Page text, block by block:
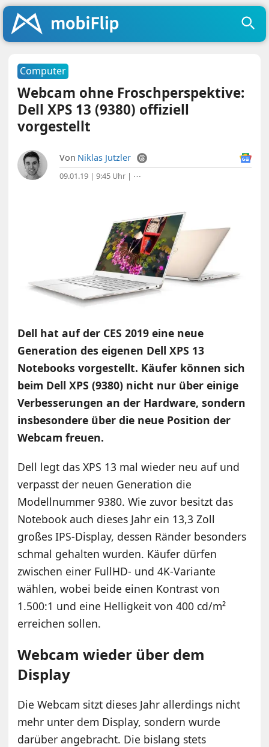
Computer
Webcam ohne Froschperspektive:
Dell XPS 13 (9380) offiziell
vorgestellt
Von Niklas Jutzler
09.01.19 | 9:45 Uhr | ⋯
Dell hat auf der CES 2019 eine neue
Generation des eigenen Dell XPS 13
Notebooks vorgestellt. Käufer können sich
beim Dell XPS (9380) nicht nur über einige
Verbesserungen an der Hardware, sondern
insbesondere über die neue Position der
Webcam freuen.
Dell legt das XPS 13 mal wieder neu auf und
verpasst der neuen Generation die
Modellnummer 9380. Wie zuvor besitzt das
Notebook auch dieses Jahr ein 13,3 Zoll
großes IPS-Display, dessen Ränder besonders
schmal gehalten wurden. Käufer dürfen
zwischen einer FullHD- und 4K-Variante
wählen, wobei beide einen Kontrast von
1.500:1 und eine Helligkeit von 400 cd/m²
erreichen sollen.
Webcam wieder über dem
Display
Die Webcam sitzt dieses Jahr allerdings nicht
mehr unter dem Display, sondern wurde
darüber angebracht. Die bislang stets